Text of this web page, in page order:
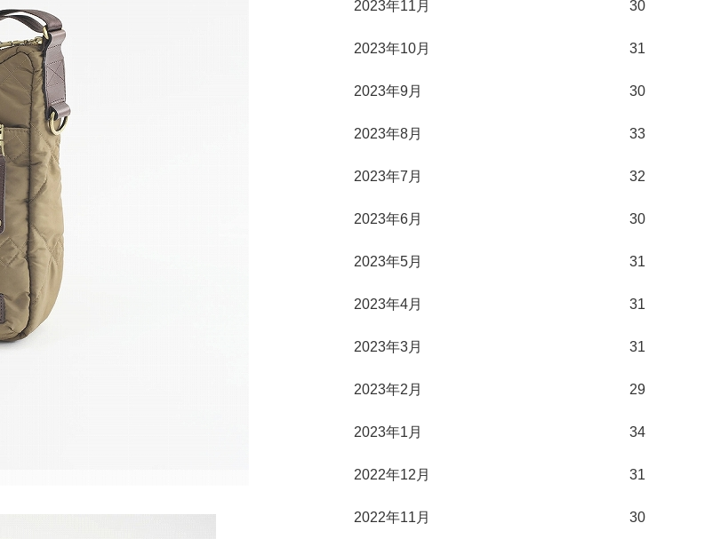
2023年11月 30
2023年10月 31
2023年9月 30
2023年8月 33
2023年7月 32
2023年6月 30
2023年5月 31
2023年4月 31
2023年3月 31
2023年2月 29
2023年1月 34
2022年12月 31
2022年11月 30